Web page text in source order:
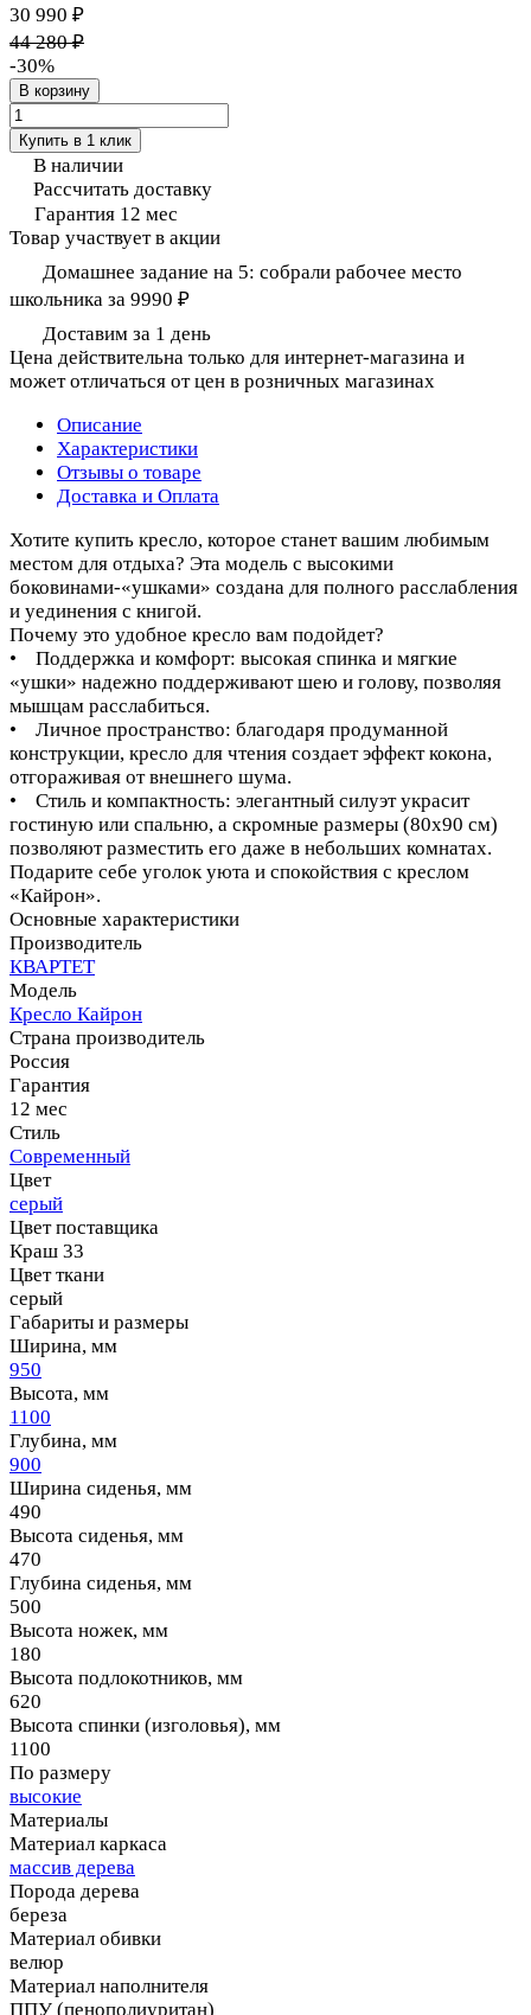
30 990 ₽
44 280 ₽
-30%
В корзину
Купить в 1 клик
В наличии
Рассчитать доставку
Гарантия 12 мес
Товар участвует в акции
Домашнее задание на 5: собрали рабочее место
школьника за 9990 ₽
Доставим за 1 день
Цена действительна только для интернет-магазина и
может отличаться от цен в розничных магазинах
Описание
Характеристики
Отзывы о товаре
Доставка и Оплата
Хотите купить кресло, которое станет вашим любимым
местом для отдыха? Эта модель с высокими
боковинами-«ушками» создана для полного расслабления
и уединения с книгой.
Почему это удобное кресло вам подойдет?
• Поддержка и комфорт: высокая спинка и мягкие
«ушки» надежно поддерживают шею и голову, позволяя
мышцам расслабиться.
• Личное пространство: благодаря продуманной
конструкции, кресло для чтения создает эффект кокона,
отгораживая от внешнего шума.
• Стиль и компактность: элегантный силуэт украсит
гостиную или спальню, а скромные размеры (80х90 см)
позволяют разместить его даже в небольших комнатах.
Подарите себе уголок уюта и спокойствия с креслом
«Кайрон».
Основные характеристики
Производитель
КВАРТЕТ
Модель
Кресло Кайрон
Страна производитель
Россия
Гарантия
12 мес
Стиль
Современный
Цвет
серый
Цвет поставщика
Краш 33
Цвет ткани
серый
Габариты и размеры
Ширина, мм
950
Высота, мм
1100
Глубина, мм
900
Ширина сиденья, мм
490
Высота сиденья, мм
470
Глубина сиденья, мм
500
Высота ножек, мм
180
Высота подлокотников, мм
620
Высота спинки (изголовья), мм
1100
По размеру
высокие
Материалы
Материал каркаса
массив дерева
Порода дерева
береза
Материал обивки
велюр
Материал наполнителя
ППУ (пенополиуритан)